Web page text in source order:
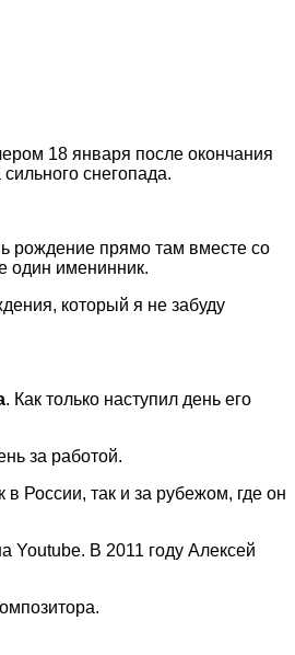
18 января после окончания
снегопада.
рождение прямо там вместе со
один именинник.
который я не забуду
. Как только наступил день его
за работой.
России, так и за рубежом, где он
Youtube. В 2011 году Алексей